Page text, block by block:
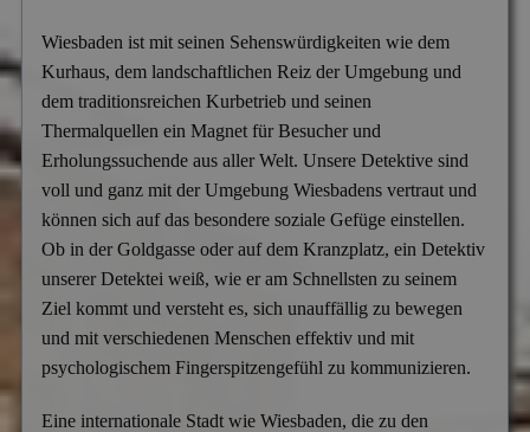
Wiesbaden ist mit seinen Sehenswürdigkeiten wie dem
Kurhaus, dem landschaftlichen Reiz der Umgebung und
dem traditionsreichen Kurbetrieb und seinen
Thermalquellen ein Magnet für Besucher und
Erholungssuchende aus aller Welt. Unsere Detektive sind
voll und ganz mit der Umgebung Wiesbadens vertraut und
können sich auf das besondere soziale Gefüge einstellen.
Ob in der Goldgasse oder auf dem Kranzplatz, ein Detektiv
unserer Detektei weiß, wie er am Schnellsten zu seinem
Ziel kommt und versteht es, sich unauffällig zu bewegen
und mit verschiedenen Menschen effektiv und mit
psychologischem Fingerspitzengefühl zu kommunizieren.
Eine internationale Stadt wie Wiesbaden, die zu den